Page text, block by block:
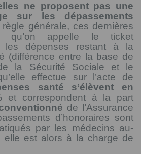
ne proposent pas une
sur les dépassements
règle générale, ces dernières
qu’on appelle le ticket
les dépenses restant à la
(différence entre la base de
la Sécurité Sociale et le
effectue sur l’acte de
santé s’élèvent en
et correspondent à la part
de l’Assurance
d’honoraires sont
par les médecins au-
elle est alors à la charge de